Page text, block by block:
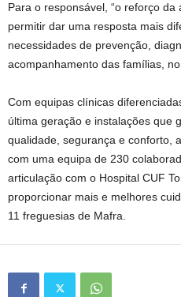
Para o responsável, “o reforço
permitir dar uma resposta mais
necessidades de prevenção,
acompanhamento das famílias,
Com equipas clínicas
última geração e instalações que
qualidade, segurança e conforto,
com uma equipa de 230
articulação com o Hospital CUF
proporcionar mais e melhores
11 freguesias de Mafra.